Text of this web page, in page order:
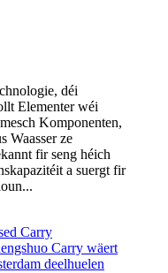
déi
Elementer wéi
Komponenten,
Waasser ze
fir seng héich
a suergt fir